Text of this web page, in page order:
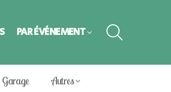
PAR ÉVÈNEMENT
Garage Autres